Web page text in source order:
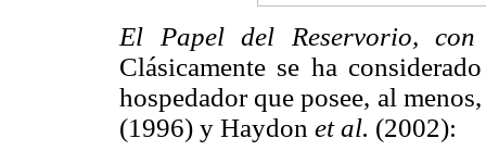
El Papel del Reservorio,
Clásicamente se ha
hospedador que posee, al
(1996) y Haydon et al. (2002):